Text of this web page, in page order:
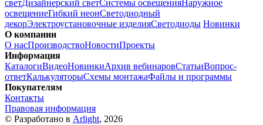
светДизайнерский светСистемы освещенияНаружное
освещениеГибкий неонСветодиодный
декорЭлектроустановочные изделияСветодиоды Новинки
О компании
О насПроизводствоНовостиПроекты
Информация
КаталогиВидеоНовинкиАрхив вебинаровСтатьиВопрос-
ответКалькуляторыСхемы монтажаФайлы и программы
Покупателям
Контакты
Правовая информация
© Разработано в Arlight, 2026